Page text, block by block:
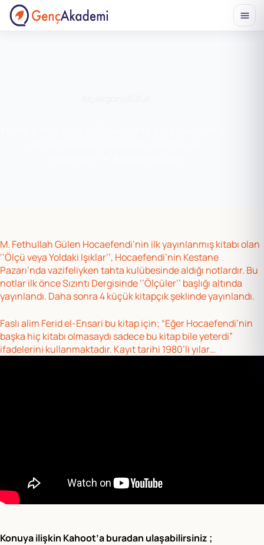
M. Fethullah Gülen Hocaefendi’nin ilk yayınlanmış kitabı olan
‘’Ölçü veya Yoldaki Işıklar’’, Hocaefendi’nin Kestane
Pazarı’nda vazifeliyken tahta kulübesinde aldığı notlardır. Bu
notlar ilk önce Sızıntı Dergisinde ‘’Ölçüler’’ başlığı altında
yayınlandı. Daha sonra 4 küçük kitapçık şeklinde yayınlandı.
Faslı alim Ferid el-Ensari bu kitap için; “Eğer Hocaefendi’nin
başka hiç kitabı olmasaydı sadece bu kitap bile yeterdi”
ifadelerini kullanmaktadır. Kayıt tarihi 1980’li yılar…
Konuya ilişkin Kahoot’a buradan ulaşabilirsiniz ;